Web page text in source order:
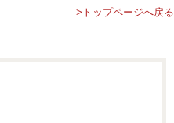
>トップページへ戻る